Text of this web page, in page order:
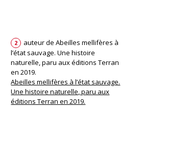
2
auteur de Abeilles mellifères à
l’état sauvage. Une histoire
naturelle, paru aux éditions Terran
en 2019.
Abeilles mellifères à l’état sauvage.
Une histoire naturelle, paru aux
éditions Terran en 2019.